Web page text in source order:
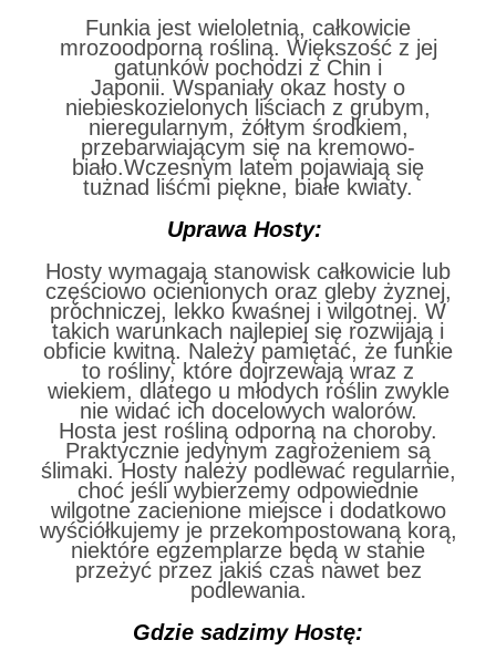
Funkia jest wieloletnią, całkowicie
mrozoodporną rośliną. Większość z jej
gatunków pochodzi z Chin i
Japonii. Wspaniały okaz hosty o
niebieskozielonych liściach z grubym,
nieregularnym, żółtym środkiem,
przebarwiającym się na kremowo-
biało.Wczesnym latem pojawiają się
tużnad liśćmi piękne, białe kwiaty.
Uprawa Hosty:
Hosty wymagają stanowisk całkowicie lub
częściowo ocienionych oraz gleby żyznej,
próchniczej, lekko kwaśnej i wilgotnej. W
takich warunkach najlepiej się rozwijają i
obficie kwitną. Należy pamiętać, że funkie
to rośliny, które dojrzewają wraz z
wiekiem, dlatego u młodych roślin zwykle
nie widać ich docelowych walorów.
Hosta jest rośliną odporną na choroby.
Praktycznie jedynym zagrożeniem są
ślimaki. Hosty należy podlewać regularnie,
choć jeśli wybierzemy odpowiednie
wilgotne zacienione miejsce i dodatkowo
wyściółkujemy je przekompostowaną korą,
niektóre egzemplarze będą w stanie
przeżyć przez jakiś czas nawet bez
podlewania.
Gdzie sadzimy Hostę: